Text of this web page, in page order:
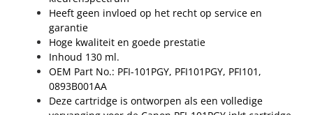
Heeft geen invloed op het recht op service en
garantie
Hoge kwaliteit en goede prestatie
Inhoud 130 ml.
OEM Part No.: PFI-101PGY, PFI101PGY, PFI101,
0893B001AA
Deze cartridge is ontworpen als een volledige